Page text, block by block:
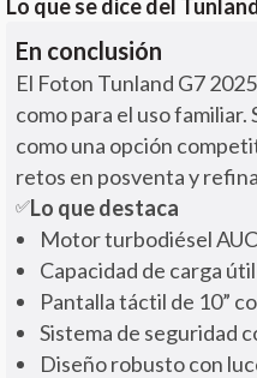
Lo que se dice del
En conclusión
El Foton Tunland G7
como para el uso
como una opción
retos en posventa y
✅Lo que destaca
Motor turbodiésel
Capacidad de carga
Pantalla táctil de 10”
Sistema de seguridad
Diseño robusto con